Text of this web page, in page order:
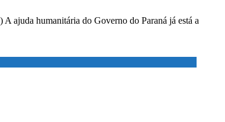
ajuda humanitária do Governo do Paraná já está a